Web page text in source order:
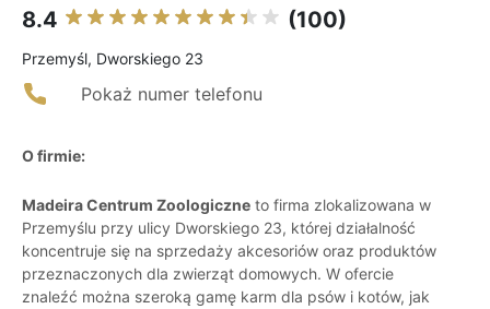
8.4 (100)
Przemyśl, Dworskiego 23
Pokaż numer telefonu
O firmie:
Madeira Centrum Zoologiczne to firma zlokalizowana w
Przemyślu przy ulicy Dworskiego 23, której działalność
koncentruje się na sprzedaży akcesoriów oraz produktów
przeznaczonych dla zwierząt domowych. W ofercie
znaleźć można szeroką gamę karm dla psów i kotów, jak